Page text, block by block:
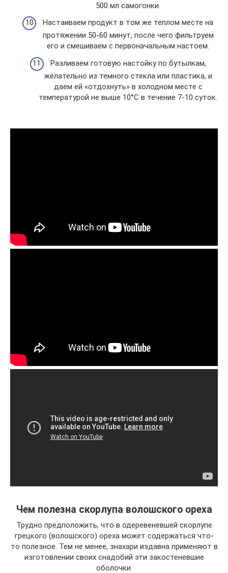
500 мл самогонки.
Настаиваем продукт в том же теплом месте на
протяжении 50-60 минут, после чего фильтруем
его и смешиваем с первоначальным настоем.
Разливаем готовую настойку по бутылкам,
желательно из темного стекла или пластика, и
даем ей «отдохнуть» в холодном месте с
температурой не выше 10°С в течение 7-10 суток.
Чем полезна скорлупа волошского ореха
Трудно предположить, что в одеревеневшей скорлупе
грецкого (волошского) ореха может содержаться что-
то полезное. Тем не менее, знахари издавна применяют в
изготовлении своих снадобий эти закостеневшие
оболочки.